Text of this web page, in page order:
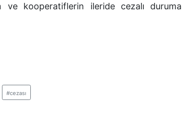
ve kooperatiflerin ileride cezalı duruma
#cezası